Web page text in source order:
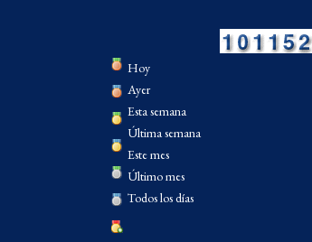
Hoy
Ayer
Esta semana
Última semana
Este mes
Último mes
Todos los días